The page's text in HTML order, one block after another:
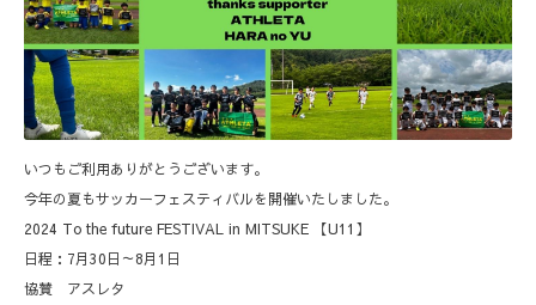
いつもご利用ありがとうございます。
今年の夏もサッカーフェスティバルを開催いたしました。
2024 To the future FESTIVAL in MITSUKE 【U11】
日程：7月30日～8月1日
協賛 アスレタ